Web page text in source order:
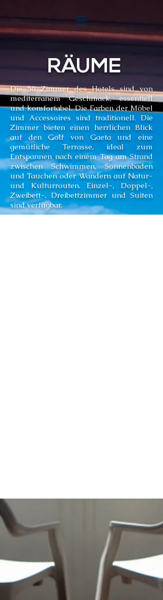
RÄUME
Die 50 Zimmer des Hotels sind von
mediterranem Geschmack, essentiell
und komfortabel. Die Farben der Möbel
und Accessoires sind traditionell. Die
Zimmer bieten einen herrlichen Blick
auf den Golf von Gaeta und eine
gemütliche Terrasse, ideal zum
Entspannen nach einem Tag am Strand
zwischen Schwimmen, Sonnenbaden
und Tauchen oder Wandern auf Natur-
und Kulturrouten. Einzel-, Doppel-,
Zweibett-, Dreibettzimmer und Suiten
sind verfügbar.